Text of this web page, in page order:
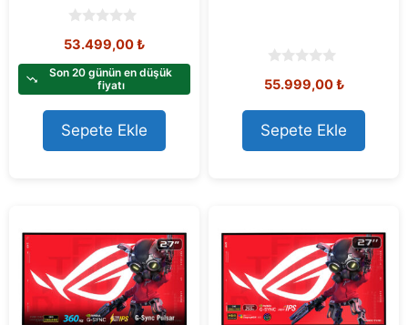
o
t
f
5
53.499,00₺
Son 20 günün en düşük
fiyatı
Sepete Ekle
o
t
o
f
5
55.999,00₺
Sepete Ekle